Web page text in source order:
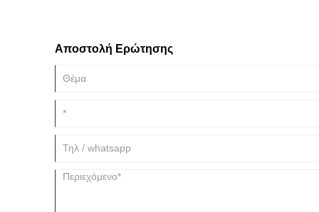
Αποστολή Ερώτησης